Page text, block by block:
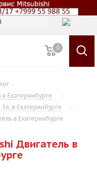
0
-
Екатеринбурге
-
в Екатеринбурге
-
в Екатеринбурге
Двигатель в